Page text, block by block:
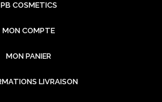
PB COSMETICS
MON COMPTE
MON PANIER
LIVRAISON